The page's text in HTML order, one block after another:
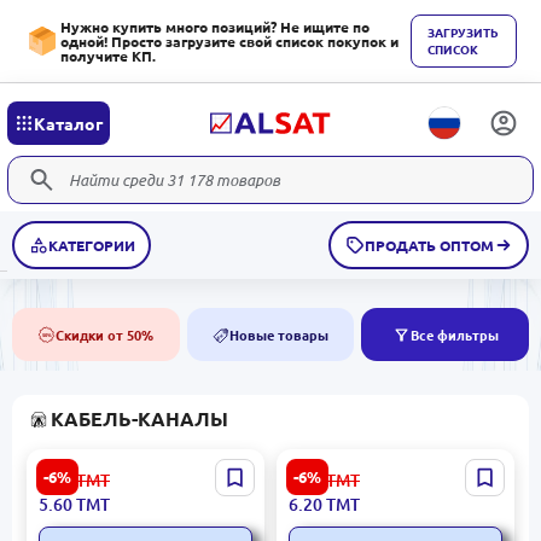
Нужно купить много позиций? Не ищите по
одной! Просто загрузите свой список покупок и
получите КП.
ЗАГРУЗИТЬ
СПИСОК
Каталог
КАТЕГОРИИ ПРОДАТЬ ОПТОМ
50% Скидки от 50% NEW Новые товары Все фильтры
КАБЕЛЬ-КАНАЛЫ
-6%
16×16 мм | Кабель-канал 2
м
6.00 ТМТ
5.60ТМТ
-6%
16×25 мм | Кабель-канал 2
м
6.60 ТМТ
6.20ТМТ